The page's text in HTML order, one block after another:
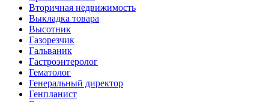
Вторичная недвижимость
Выкладка товара
Высотник
Газорезчик
Гальваник
Гастроэнтеролог
Гематолог
Генеральный директор
Генпланист